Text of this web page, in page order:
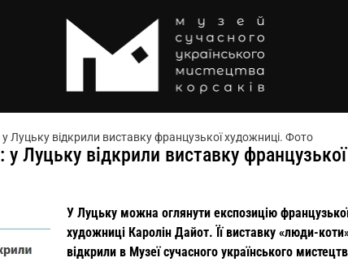
Луцьку відкрили виставку французької художниці. Фото
Луцьку відкрили виставку французької
У Луцьку можна оглянути експозицію
художниці Каролін Дайот. Її виставку «люди-
відкрили в Музеї сучасного українського